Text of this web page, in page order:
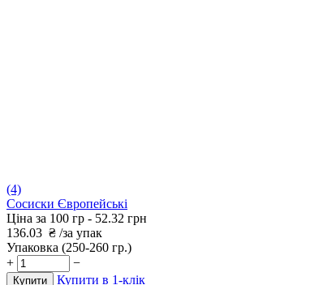
(4)
Сосиски Європейські
Ціна за 100 гр - 52.32 грн
136.03 ₴ /за упак
Упаковка (250-260 гр.)
+
−
Купити Купити в 1-клік